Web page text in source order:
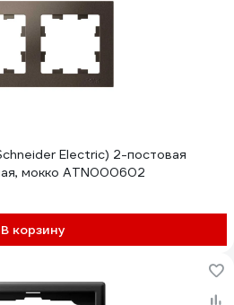
Electric) 2-постовая
мокко ATN000602
В корзину